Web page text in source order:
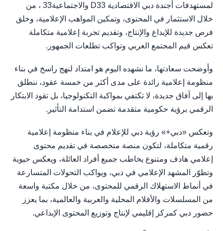
لمستهدفات أجندة دبي الاقتصادية D33 والاجتماعية33 ، من
خلال الاستثمار في المحتوى، وتمكين المواهب الإعلامية، وخلق
فرص جديدة للإبداع والإنتاج، وتقديم تجربة إعلامية متكاملة
تعكس قيم المجتمع العربي وتواكب تطلعات الجمهور.
وأوضحت سعادتها، ما نشهده اليوم هو امتداد لنهج راسخ في بناء
منظومة إعلامية رائدة على مدى أكثر من خمسة عقود، ننطلق
بها إلى آفاق جديدة، لا تكتفي بمواكبة التكنولوجيا، بل تقود الابتكار
الرقمي برؤية حكومية متقدمة تضمن استدامة التأثير.
وتعكس «دبي+» رؤية دبي للإعلام في بناء منظومة إعلامية
رقمية متكاملة، لتكون منصة متخصصة في تقديم محتوى
إعلامي هادف ومتنوع يخاطب جميع أفراد العائلة، ويعكس حيوية
وتطوّر المشهد الإعلامي في دبي، ويواكب التحولات المتسارعة
في أنماط الاستهلاك الرقمي للمحتوى، من خلال مكتبة واسعة
من المسلسلات والأفلام المحلية والعربية والعالمية، بما يعزز
حضور دبي كمركز إقليمي لإنتاج وتوزيع المحتوى الإبداعي.